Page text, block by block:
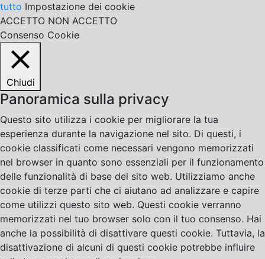
tutto Impostazione dei cookie
ACCETTO NON ACCETTO
Consenso Cookie
Chiudi
Panoramica sulla privacy
Questo sito utilizza i cookie per migliorare la tua
esperienza durante la navigazione nel sito. Di questi, i
cookie classificati come necessari vengono memorizzati
nel browser in quanto sono essenziali per il funzionamento
delle funzionalità di base del sito web. Utilizziamo anche
cookie di terze parti che ci aiutano ad analizzare e capire
come utilizzi questo sito web. Questi cookie verranno
memorizzati nel tuo browser solo con il tuo consenso. Hai
anche la possibilità di disattivare questi cookie. Tuttavia, la
disattivazione di alcuni di questi cookie potrebbe influire